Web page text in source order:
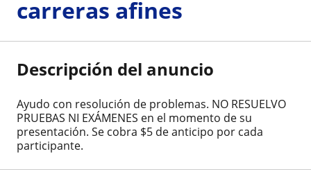
carreras afines
Descripción del anuncio
Ayudo con resolución de problemas. NO RESUELVO
PRUEBAS NI EXÁMENES en el momento de su
presentación. Se cobra $5 de anticipo por cada
participante.